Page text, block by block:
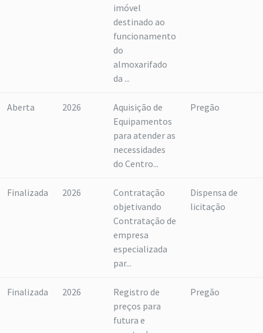
imóvel
destinado ao
funcionamento
do
almoxarifado
da ...
Aberta 2026
Aquisição de
Equipamentos
para atender as
necessidades
do Centro...
Pregão
Finalizada 2026
Contratação
objetivando
Contratação de
empresa
especializada
par...
Dispensa de
licitação
Finalizada 2026
Registro de
preços para
futura e
Pregão